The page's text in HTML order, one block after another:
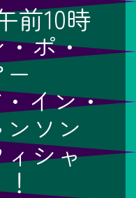
前10時
・ポ・
イン・
ソン
シャ